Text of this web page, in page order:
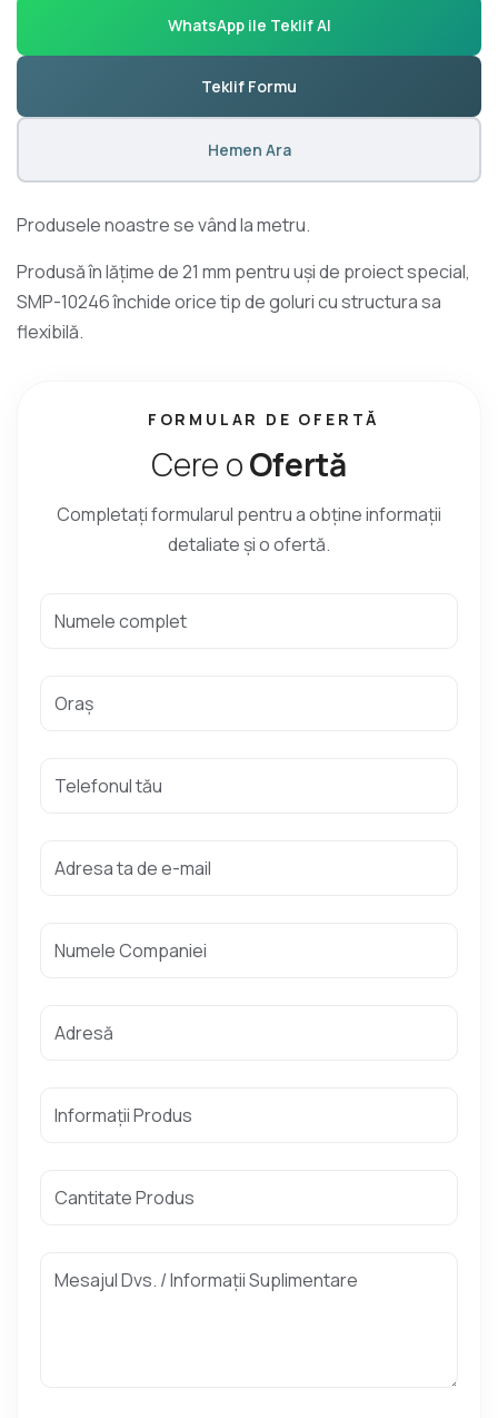
WhatsApp ile Teklif Al
Teklif Formu
Hemen Ara
Produsele noastre se vând la metru.
Produsă în lățime de 21 mm pentru uși de proiect special,
SMP-10246 închide orice tip de goluri cu structura sa
flexibilă.
FORMULAR DE OFERTĂ
Cere oOfertă
Completați formularul pentru a obține informații
detaliate și o ofertă.